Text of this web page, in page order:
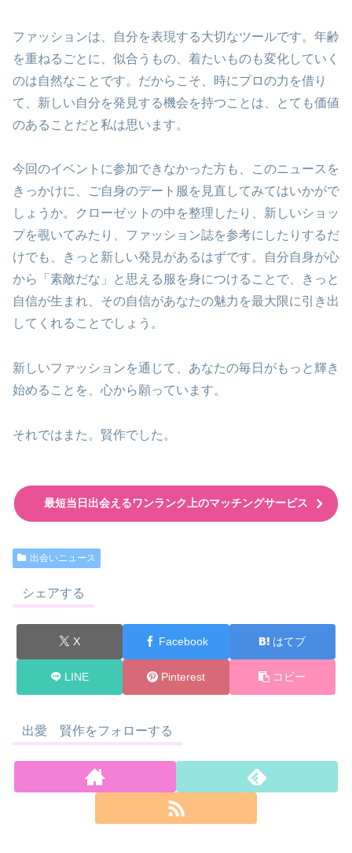
ファッションは、自分を表現する大切なツールです。年齢
を重ねるごとに、似合うもの、着たいものも変化していく
のは自然なことです。だからこそ、時にプロの力を借り
て、新しい自分を発見する機会を持つことは、とても価値
のあることだと私は思います。
今回のイベントに参加できなかった方も、このニュースを
きっかけに、ご自身のデート服を見直してみてはいかがで
しょうか。クローゼットの中を整理したり、新しいショッ
プを覗いてみたり、ファッション誌を参考にしたりするだ
けでも、きっと新しい発見があるはずです。自分自身が心
から「素敵だな」と思える服を身につけることで、きっと
自信が生まれ、その自信があなたの魅力を最大限に引き出
してくれることでしょう。
新しいファッションを通じて、あなたの毎日がもっと輝き
始めることを、心から願っています。
それではまた。賢作でした。
最短当日出会えるワンランク上のマッチングサービス
出会いニュース
シェアする
X Facebook はてブ
LINE Pinterest コピー
出愛 賢作をフォローする